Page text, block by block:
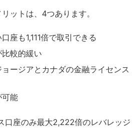
ットは、4つあります。
座も1,111倍で取引できる
較的緩い
ージアとカナダの金融ライセンス
可能
口座のみ最大2,222倍のレバレッジ